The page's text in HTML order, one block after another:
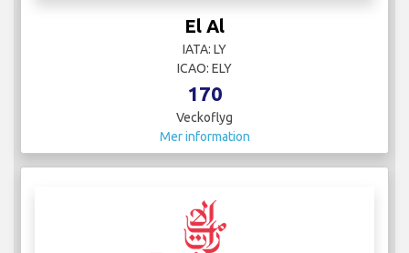
El Al
IATA: LY
ICAO: ELY
170
Veckoflyg
Mer information